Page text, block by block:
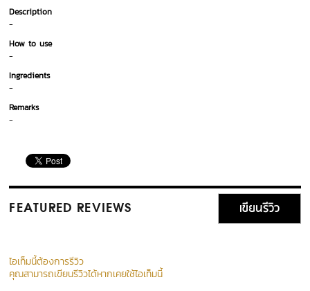
Description
-
How to use
-
Ingredients
-
Remarks
-
FEATURED REVIEWS เขียนรีวิว
ไอเท็มนี้ต้องการรีวิว
คุณสามารถเขียนรีวิวได้หากเคยใช้ไอเท็มนี้